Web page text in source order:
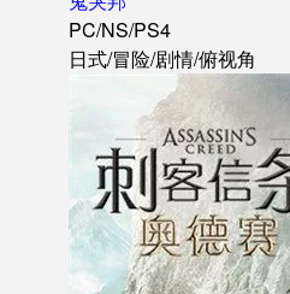
PC/NS/PS4
日式/冒险/剧情/俯视角